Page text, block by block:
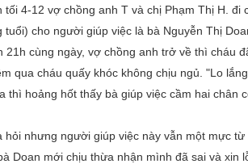
4-12 vợ chồng anh T và chị Phạm Thị H. đi
tuổi) cho người giúp việc là bà Nguyễn Thị
cùng ngày, vợ chồng anh trở về thì cháu
qua cháu quấy khóc không chịu ngủ. "Lo
thì hoảng hốt thấy bà giúp việc cầm hai chân
hỏi nhưng người giúp việc này vẫn một mực
Doan mới chịu thừa nhận mình đã sai và xin